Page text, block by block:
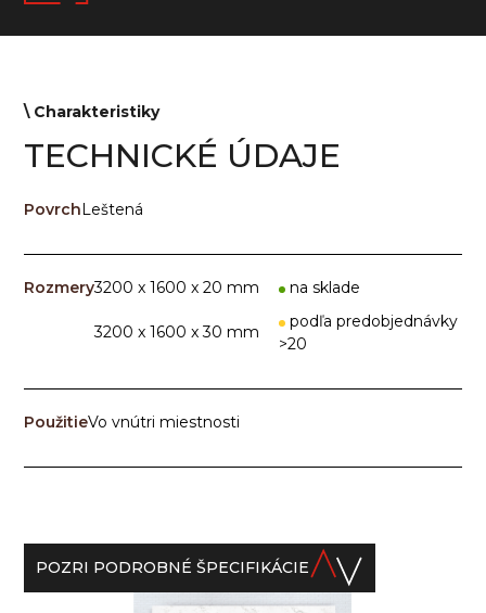
\ Сharakteristiky
TECHNICKÉ ÚDAJE
PovrchLeštená
Rozmery3200 x 1600 x 20 mm na sklade
3200 x 1600 x 30 mm
podľa predobjednávky
>20
PoužitieVo vnútri miestnosti
POZRI PODROBNÉ ŠPECIFIKÁCIE